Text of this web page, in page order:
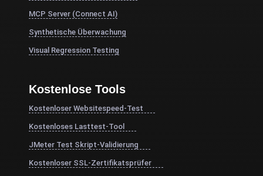
MCP Server (Connect AI)
Synthetische Überwachung
Visual Regression Testing
Kostenlose Tools
Kostenloser Websitespeed-Test
Kostenloses Lasttest-Tool
JMeter Test Skript-Validierung
Kostenloser SSL-Zertifikatsprüfer